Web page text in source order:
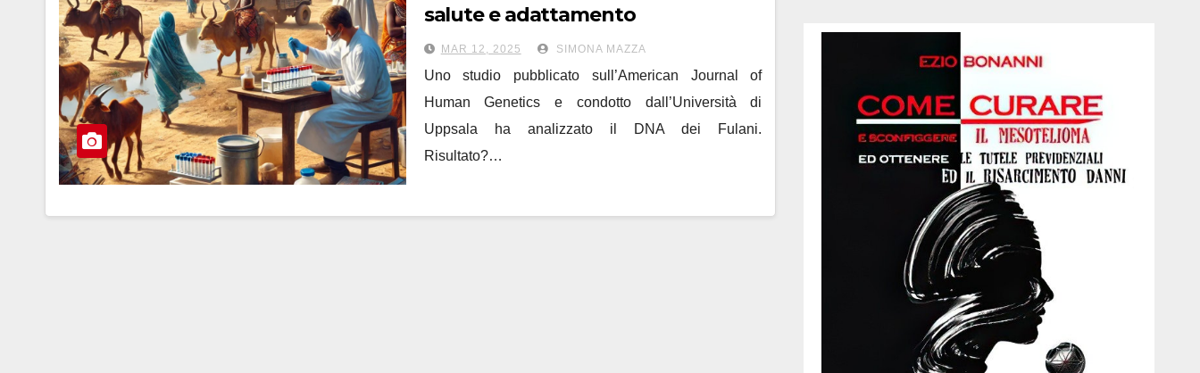
salute e adattamento
MAR 12, 2025 SIMONA MAZZA
Uno studio pubblicato sull’American Journal of
Human Genetics e condotto dall’Università di
Uppsala ha analizzato il DNA dei Fulani.
Risultato?…